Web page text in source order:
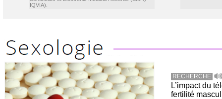
IQVIA).
RECHERCHE
L’impact du
fertilité